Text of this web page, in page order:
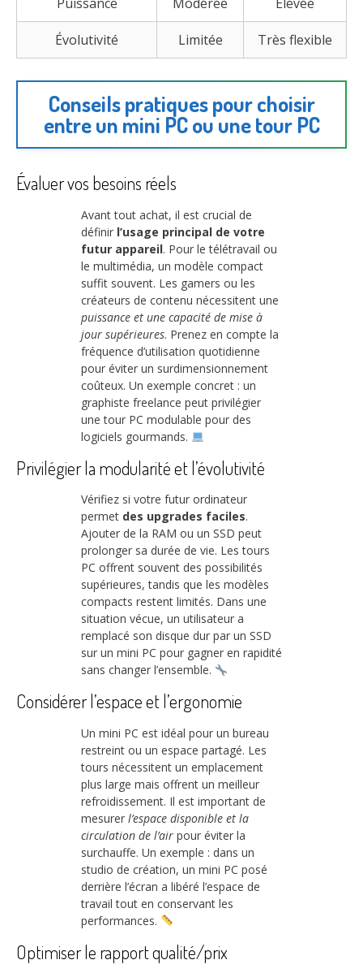
Évolutivité Limitée Très flexible
Conseils pratiques pour choisir
entre un mini PC ou une tour PC
Évaluer vos besoins réels
Avant tout achat, il est crucial de
définir l’usage principal de votre
futur appareil. Pour le télétravail ou
le multimédia, un modèle compact
suffit souvent. Les gamers ou les
créateurs de contenu nécessitent une
puissance et une capacité de mise à
jour supérieures. Prenez en compte la
fréquence d’utilisation quotidienne
pour éviter un surdimensionnement
coûteux. Un exemple concret : un
graphiste freelance peut privilégier
une tour PC modulable pour des
logiciels gourmands.
Privilégier la modularité et l’évolutivité
Vérifiez si votre futur ordinateur
permet des upgrades faciles.
Ajouter de la RAM ou un SSD peut
prolonger sa durée de vie. Les tours
PC offrent souvent des possibilités
supérieures, tandis que les modèles
compacts restent limités. Dans une
situation vécue, un utilisateur a
remplacé son disque dur par un SSD
sur un mini PC pour gagner en rapidité
sans changer l’ensemble.
Considérer l’espace et l’ergonomie
Un mini PC est idéal pour un bureau
restreint ou un espace partagé. Les
tours nécessitent un emplacement
plus large mais offrent un meilleur
refroidissement. Il est important de
mesurer l’espace disponible et la
circulation de l’air pour éviter la
surchauffe. Un exemple : dans un
studio de création, un mini PC posé
derrière l’écran a libéré l’espace de
travail tout en conservant les
performances.
Optimiser le rapport qualité/prix